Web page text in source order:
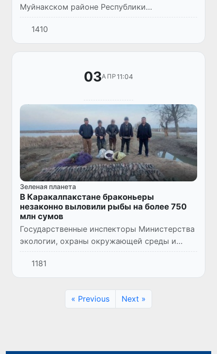
Муйнакском районе Республики
Каракалпакстан пройдет Неделя туризма
Арала.
1410
03АПР11:04
Зеленая планета
В Каракалпакстане браконьеры
незаконно выловили рыбы на более 750
млн сумов
Государственные инспекторы Министерства
экологии, охраны окружающей среды и
изменения климата Республики
Каракалпакстан провели очередной
контрольный рейд с целью предотвращения
1181
« Previous Next »